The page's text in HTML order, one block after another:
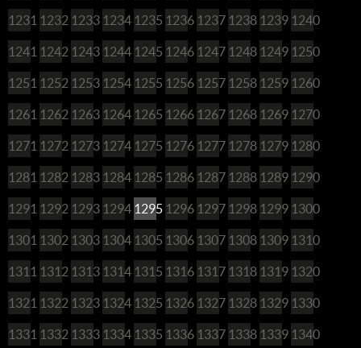
1231 1232 1233 1234 1235 1236 1237 1238 1239 1240
1241 1242 1243 1244 1245 1246 1247 1248 1249 1250
1251 1252 1253 1254 1255 1256 1257 1258 1259 1260
1261 1262 1263 1264 1265 1266 1267 1268 1269 1270
1271 1272 1273 1274 1275 1276 1277 1278 1279 1280
1281 1282 1283 1284 1285 1286 1287 1288 1289 1290
1291 1292 1293 1294 1295 1296 1297 1298 1299 1300
1301 1302 1303 1304 1305 1306 1307 1308 1309 1310
1311 1312 1313 1314 1315 1316 1317 1318 1319 1320
1321 1322 1323 1324 1325 1326 1327 1328 1329 1330
1331 1332 1333 1334 1335 1336 1337 1338 1339 1340